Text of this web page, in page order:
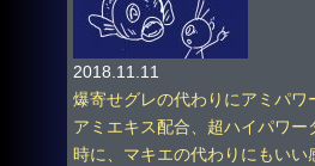
2018.11.11
爆寄せグレの代わりにアミパワ
アミエキス配合、超ハイパワ
時に、マキエの代わりにもいい